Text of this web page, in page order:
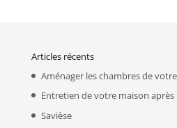
Articles récents
Aménager les chambres de
Entretien de votre maison après
Savièse